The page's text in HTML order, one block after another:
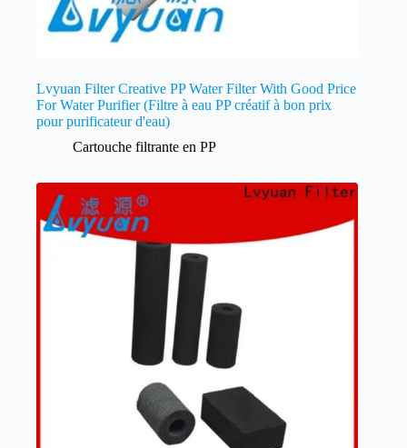
Lvyuan Filter Creative PP Water Filter With Good Price
For Water Purifier (Filtre à eau PP créatif à bon prix
pour purificateur d'eau)
Cartouche filtrante en PP